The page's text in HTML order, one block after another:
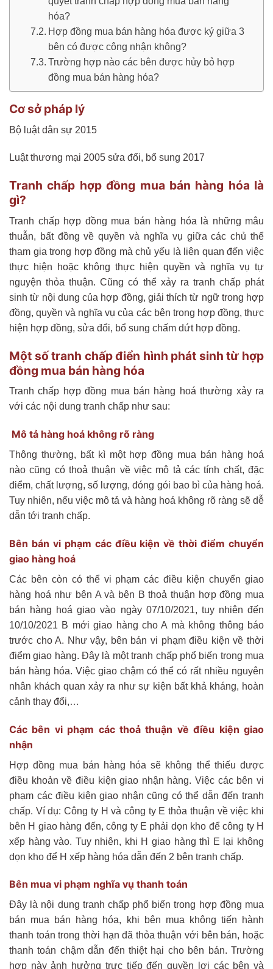
hóa?
Hợp đồng mua bán hàng hóa được ký giữa 3
bên có được công nhận không?
Trường hợp nào các bên được hủy bỏ hợp
đồng mua bán hàng hóa?
Cơ sở pháp lý
Bộ luật dân sự 2015
Luật thương mại 2005 sửa đổi, bổ sung 2017
Tranh chấp hợp đồng mua bán hàng hóa là
gì?
Tranh chấp hợp đồng mua bán hàng hóa là những mâu
thuẫn, bất đồng về quyền và nghĩa vụ giữa các chủ thể
tham gia trong hợp đồng mà chủ yếu là liên quan đến việc
thực hiện hoặc không thực hiện quyền và nghĩa vụ tự
nguyện thỏa thuận. Cũng có thể xảy ra tranh chấp phát
sinh từ nội dung của hợp đồng, giải thích từ ngữ trong hợp
đồng, quyền và nghĩa vụ của các bên trong hợp đồng, thực
hiện hợp đồng, sửa đổi, bổ sung chấm dứt hợp đồng.
Một số tranh chấp điển hình phát sinh từ hợp
đồng mua bán hàng hóa
Tranh chấp hợp đồng mua bán hàng hoá thường xảy ra
với các nội dung tranh chấp như sau:
Mô tả hàng hoá không rõ ràng
Thông thường, bất kì một hợp đồng mua bán hàng hoá
nào cũng có thoả thuận về việc mô tả các tính chất, đặc
điểm, chất lượng, số lượng, đóng gói bao bì của hàng hoá.
Tuy nhiên, nếu việc mô tả và hàng hoá không rõ ràng sẽ dễ
dẫn tới tranh chấp.
Bên bán vi phạm các điều kiện về thời điểm chuyển
giao hàng hoá
Các bên còn có thể vi phạm các điều kiện chuyển giao
hàng hoá như bên A và bên B thoả thuận hợp đồng mua
bán hàng hoá giao vào ngày 07/10/2021, tuy nhiên đến
10/10/2021 B mới giao hàng cho A mà không thông báo
trước cho A. Như vậy, bên bán vi phạm điều kiện về thời
điểm giao hàng. Đây là một tranh chấp phổ biến trong mua
bán hàng hóa. Việc giao chậm có thể có rất nhiều nguyên
nhân khách quan xảy ra như sự kiện bất khả kháng, hoàn
cảnh thay đổi,…
Các bên vi phạm các thoả thuận về điều kiện giao
nhận
Hợp đồng mua bán hàng hóa sẽ không thể thiếu được
điều khoản về điều kiện giao nhận hàng. Việc các bên vi
phạm các điều kiện giao nhận cũng có thể dẫn đến tranh
chấp. Ví dụ: Công ty H và công ty E thỏa thuận về việc khi
bên H giao hàng đến, công ty E phải dọn kho để công ty H
xếp hàng vào. Tuy nhiên, khi H giao hàng thì E lại không
dọn kho để H xếp hàng hóa dẫn đến 2 bên tranh chấp.
Bên mua vi phạm nghĩa vụ thanh toán
Đây là nội dung tranh chấp phổ biến trong hợp đồng mua
bán mua bán hàng hóa, khi bên mua không tiến hành
thanh toán trong thời hạn đã thỏa thuận với bên bán, hoặc
thanh toán chậm dẫn đến thiệt hại cho bên bán. Trường
hợp này ảnh hưởng trực tiếp đến quyền lợi các bên và